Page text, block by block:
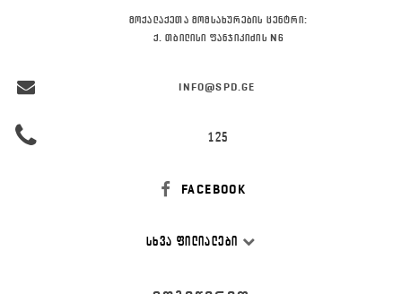
ᲛᲝᲥᲐᲚᲐᲥᲔᲗᲐ ᲛᲝᲛᲡᲐᲮᲣᲠᲔᲑᲘᲡ ᲪᲔᲜᲢᲠᲘ:
Ქ. ᲗᲑᲘᲚᲘᲡᲘ ᲤᲐᲜᲯᲘᲙᲘᲫᲘᲡ N6
INFO@SPD.GE
125
FACEBOOK
ᲡᲮᲕᲐ ᲤᲘᲚᲘᲐᲚᲔᲑᲘ